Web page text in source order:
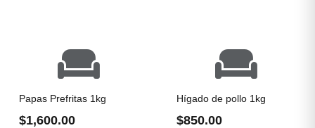
Papas Prefritas 1kg
$1,600.00
Hígado de pollo 1kg
$850.00